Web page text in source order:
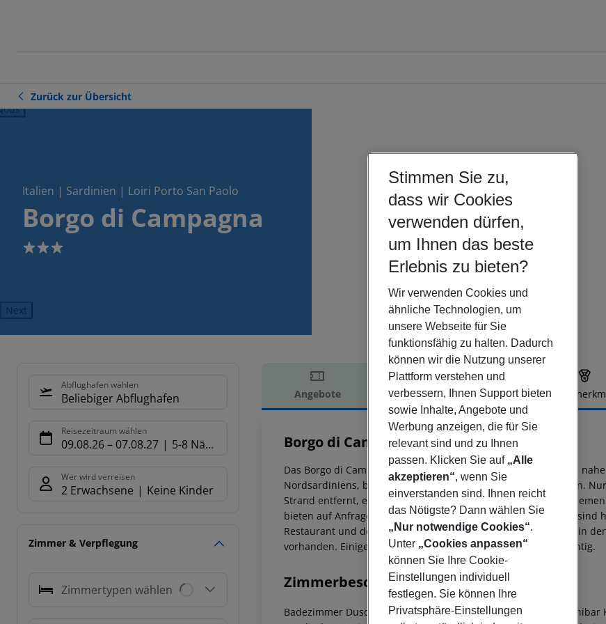
Zurück zur Übersicht
Italien | Sardinien | Loiri Porto San Paolo
Borgo di Campagna
3
Next
Abflughafen wählen
Beliebiger Abflughafen
Reisezeitraum wählen
09.08.26– 07.08.27 5-8 Nächte
Wer wird verreisen
2 Erwachsene Keine Kinder
Zimmer & Verpflegung
Zimmertypen wählen
Angebote Hotelbeschreibung
Hotelbeschreibung
Borgo di Campagna
3
Das Borgo di Campagna, ein charmantes Hotel im Landhausstil
Nordsardiniens, bietet einen herrlichen Rückzugsort im Grünen.
Strand entfernt, ermöglicht dieses renovierte Hotel einen
bieten auf Anfrage Babybetten, und auch vierbeinige Freunde sind
Restaurant und den erfrischenden Pool genießen. WLAN steht in
vorhanden. Einige Leistungen sind möglicherweise kostenpflichtig.
Zimmerbeschreibung
Badezimmer Dusche Fernseher Radio Internetzugang: nein
Stimmen Sie zu,
dass wir Cookies
verwenden dürfen,
um Ihnen das beste
Erlebnis zu bieten?
Wir verwenden Cookies und
ähnliche Technologien, um
unsere Webseite für Sie
funktionsfähig zu halten. Dadurch
können wir die Nutzung unserer
Plattform verstehen und
verbessern, Ihnen Support bieten
sowie Inhalte, Angebote und
Werbung anzeigen, die für Sie
relevant sind und zu Ihnen
passen. Klicken Sie auf „Alle
akzeptieren“, wenn Sie
einverstanden sind. Ihnen reicht
das Nötigste? Dann wählen Sie
„Nur notwendige Cookies“.
Unter „Cookies anpassen“
können Sie Ihre Cookie-
Einstellungen individuell
festlegen. Sie können Ihre
Privatsphäre-Einstellungen